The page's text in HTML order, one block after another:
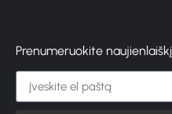
Prenumeruokite naujienlaiškį